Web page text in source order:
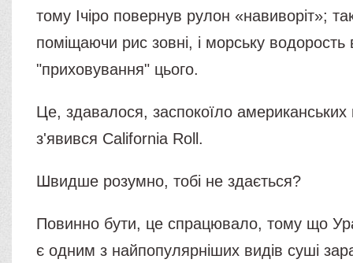
тому Ічіро повернув рулон «навиворіт»;
поміщаючи рис зовні, і морську водорость
"приховування" цього.
Це, здавалося, заспокоїло американських
з'явився California Roll.
Швидше розумно, тобі не здається?
Повинно бути, це спрацювало, тому що
є одним з найпопулярніших видів суші